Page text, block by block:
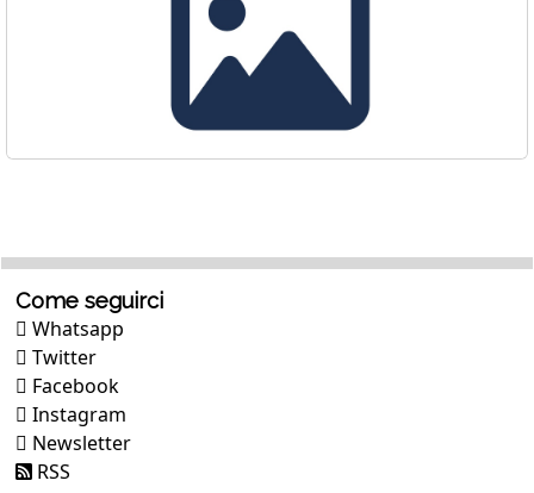
Come seguirci
Whatsapp
Twitter
Facebook
Instagram
Newsletter
RSS